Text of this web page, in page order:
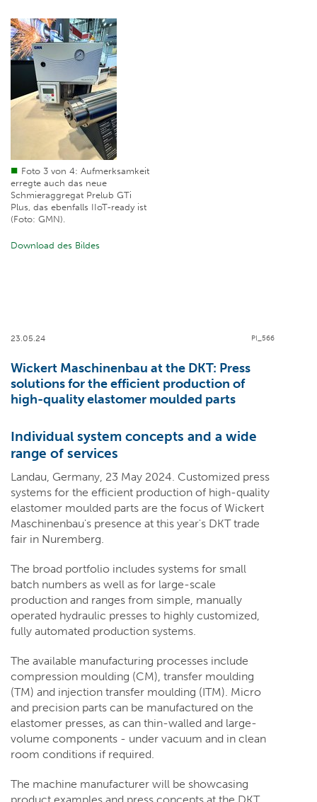
Foto 3 von 4: Aufmerksamkeit
erregte auch das neue
Schmieraggregat Prelub GTi
Plus, das ebenfalls IIoT-ready ist
(Foto: GMN).
Download des Bildes
23.05.24 PI_566
Wickert Maschinenbau at the DKT: Press
solutions for the efficient production of
high-quality elastomer moulded parts
Individual system concepts and a wide
range of services
Landau, Germany, 23 May 2024. Customized press
systems for the efficient production of high-quality
elastomer moulded parts are the focus of Wickert
Maschinenbau's presence at this year's DKT trade
fair in Nuremberg.
The broad portfolio includes systems for small
batch numbers as well as for large-scale
production and ranges from simple, manually
operated hydraulic presses to highly customized,
fully automated production systems.
The available manufacturing processes include
compression moulding (CM), transfer moulding
(TM) and injection transfer moulding (ITM). Micro
and precision parts can be manufactured on the
elastomer presses, as can thin-walled and large-
volume components - under vacuum and in clean
room conditions if required.
The machine manufacturer will be showcasing